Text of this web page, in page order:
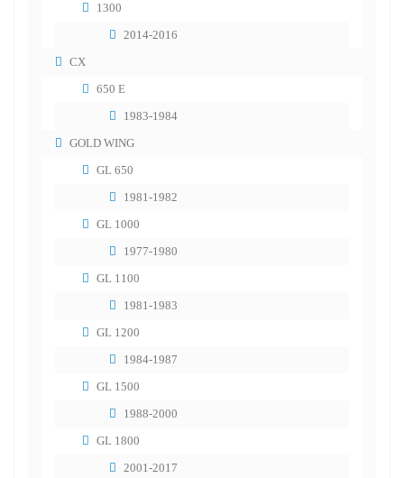
1300
2014-2016
CX
650 E
1983-1984
GOLD WING
GL 650
1981-1982
GL 1000
1977-1980
GL 1100
1981-1983
GL 1200
1984-1987
GL 1500
1988-2000
GL 1800
2001-2017